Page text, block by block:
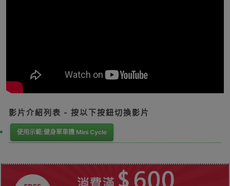
影片介紹列表 - 按以下按鈕切換影片
使用示範:健身單車機 Mini Cycle